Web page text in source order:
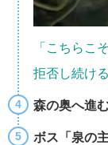
「こちらこ
拒否し続け
森の奥へ進
ボス「泉の